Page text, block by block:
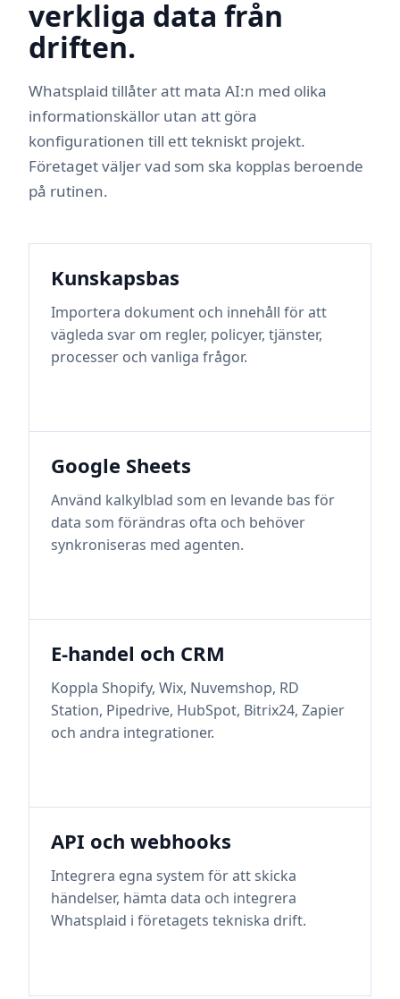
verkliga data från
driften.
Whatsplaid tillåter att mata AI:n med olika
informationskällor utan att göra
konfigurationen till ett tekniskt projekt.
Företaget väljer vad som ska kopplas beroende
på rutinen.
Kunskapsbas
Importera dokument och innehåll för att
vägleda svar om regler, policyer, tjänster,
processer och vanliga frågor.
Google Sheets
Använd kalkylblad som en levande bas för
data som förändras ofta och behöver
synkroniseras med agenten.
E-handel och CRM
Koppla Shopify, Wix, Nuvemshop, RD
Station, Pipedrive, HubSpot, Bitrix24, Zapier
och andra integrationer.
API och webhooks
Integrera egna system för att skicka
händelser, hämta data och integrera
Whatsplaid i företagets tekniska drift.